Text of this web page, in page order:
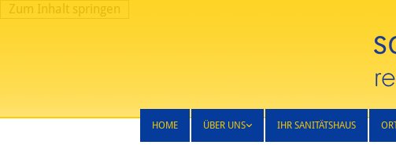
Zum Inhalt springen
HOME ÜBER UNS IHR SANITÄTSHAUS